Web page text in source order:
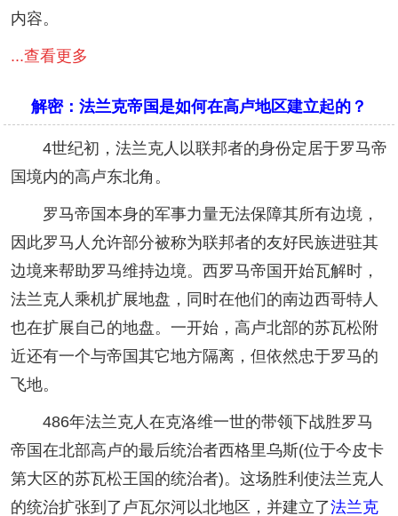
内容。
...查看更多
解密：法兰克帝国是如何在高卢地区建立起的？
4世纪初，法兰克人以联邦者的身份定居于罗马帝
国境内的高卢东北角。
罗马帝国本身的军事力量无法保障其所有边境，
因此罗马人允许部分被称为联邦者的友好民族进驻其
边境来帮助罗马维持边境。西罗马帝国开始瓦解时，
法兰克人乘机扩展地盘，同时在他们的南边西哥特人
也在扩展自己的地盘。一开始，高卢北部的苏瓦松附
近还有一个与帝国其它地方隔离，但依然忠于罗马的
飞地。
486年法兰克人在克洛维一世的带领下战胜罗马
帝国在北部高卢的最后统治者西格里乌斯(位于今皮卡
第大区的苏瓦松王国的统治者)。这场胜利使法兰克人
的统治扩张到了卢瓦尔河以北地区，并建立了法兰克